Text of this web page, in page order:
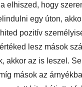
elhiszed, hogy
egy úton,
pozitív
lesz mások
akkor az is leszel.
mások az